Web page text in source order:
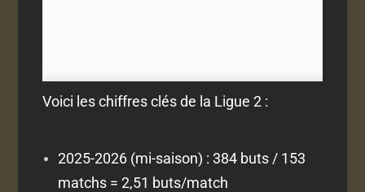
Voici les chiffres clés de la Ligue 2 :
2025-2026 (mi-saison) : 384 buts / 153
matchs = 2,51 buts/match